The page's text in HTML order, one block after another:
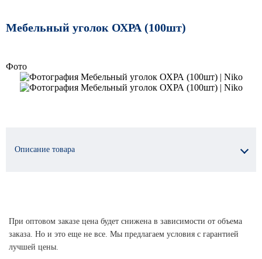
Мебельный уголок ОХРА (100шт)
Фото
Описание товара
При оптовом заказе цена будет снижена в зависимости от объема
заказа. Но и это еще не все. Мы предлагаем условия с гарантией
лучшей цены.